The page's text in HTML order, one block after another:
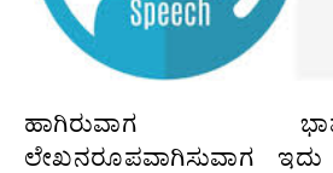
ಹಾಗಿರುವಾಗ
ಲೇಖನರೂಪವಾಗಿಸುವಾಗ